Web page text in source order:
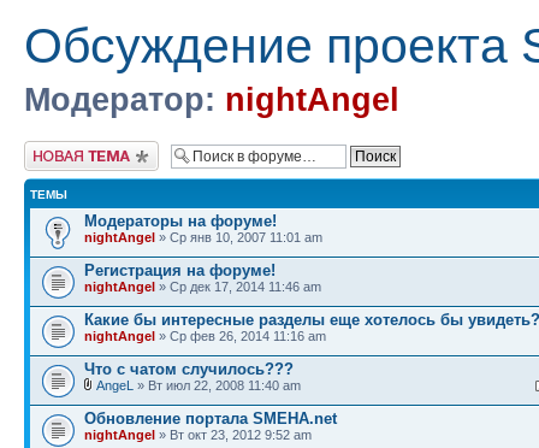
Обсуждение проекта
Модератор: nightAngel
Новая тема
ТЕМЫ
Модераторы на форуме!
nightAngel » Ср янв 10, 2007 11:01 am
Регистрация на форуме!
nightAngel » Ср дек 17, 2014 11:46 am
Какие бы интересные разделы еще хотелось бы увидеть?
nightAngel » Ср фев 26, 2014 11:16 am
Что с чатом случилось???
AngeL » Вт июл 22, 2008 11:40 am
Обновление портала SMEHA.net
nightAngel » Вт окт 23, 2012 9:52 am